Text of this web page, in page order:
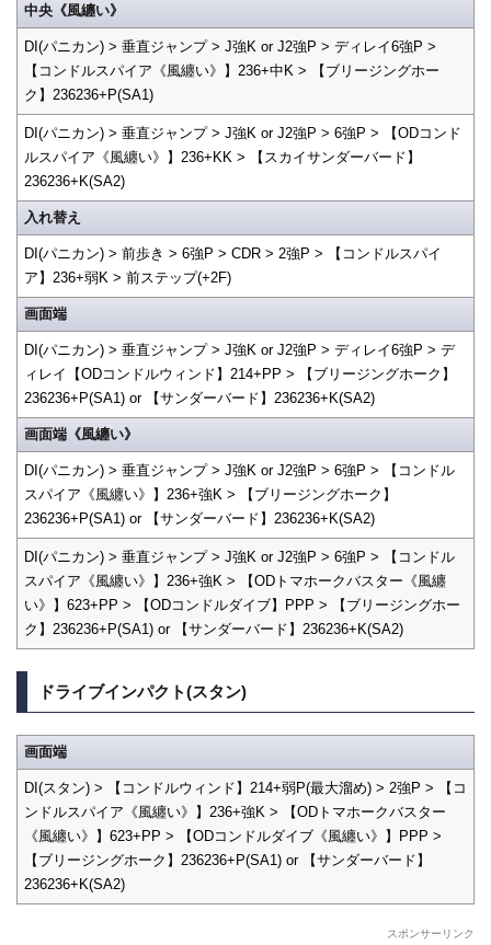
中央《風纏い》
DI(パニカン) > 垂直ジャンプ > J強K or J2強P > ディレイ6強P >
【コンドルスパイア《風纏い》】236+中K > 【ブリージングホー
ク】236236+P(SA1)
DI(パニカン) > 垂直ジャンプ > J強K or J2強P > 6強P > 【ODコンド
ルスパイア《風纏い》】236+KK > 【スカイサンダーバード】
236236+K(SA2)
入れ替え
DI(パニカン) > 前歩き > 6強P > CDR > 2強P > 【コンドルスパイ
ア】236+弱K > 前ステップ(+2F)
画面端
DI(パニカン) > 垂直ジャンプ > J強K or J2強P > ディレイ6強P > デ
ィレイ【ODコンドルウィンド】214+PP > 【ブリージングホーク】
236236+P(SA1) or 【サンダーバード】236236+K(SA2)
画面端《風纏い》
DI(パニカン) > 垂直ジャンプ > J強K or J2強P > 6強P > 【コンドル
スパイア《風纏い》】236+強K > 【ブリージングホーク】
236236+P(SA1) or 【サンダーバード】236236+K(SA2)
DI(パニカン) > 垂直ジャンプ > J強K or J2強P > 6強P > 【コンドル
スパイア《風纏い》】236+強K > 【ODトマホークバスター《風纏
い》】623+PP > 【ODコンドルダイブ】PPP > 【ブリージングホー
ク】236236+P(SA1) or 【サンダーバード】236236+K(SA2)
ドライブインパクト(スタン)
画面端
DI(スタン) > 【コンドルウィンド】214+弱P(最大溜め) > 2強P > 【コ
ンドルスパイア《風纏い》】236+強K > 【ODトマホークバスター
《風纏い》】623+PP > 【ODコンドルダイブ《風纏い》】PPP >
【ブリージングホーク】236236+P(SA1) or 【サンダーバード】
236236+K(SA2)
スポンサーリンク